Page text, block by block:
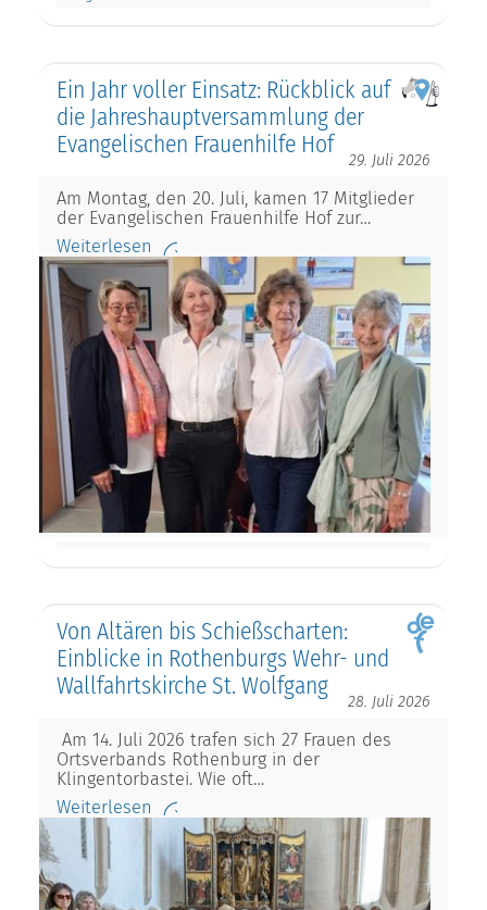
Ein Jahr voller Einsatz: Rückblick auf
die Jahreshauptversammlung der
Evangelischen Frauenhilfe Hof
29. Juli 2026
Am Montag, den 20. Juli, kamen 17 Mitglieder
der Evangelischen Frauenhilfe Hof zur…
Weiterlesen
Von Altären bis Schießscharten:
Einblicke in Rothenburgs Wehr- und
Wallfahrtskirche St. Wolfgang
28. Juli 2026
Am 14. Juli 2026 trafen sich 27 Frauen des
Ortsverbands Rothenburg in der
Klingentorbastei. Wie oft…
Weiterlesen